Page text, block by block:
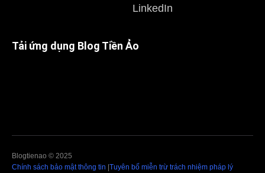
LinkedIn
Tải ứng dụng Blog Tiền Ảo
Blogtienao © 2025
Chính sách bảo mật thông tin Tuyên bố miễn trừ trách nhiệm pháp lý